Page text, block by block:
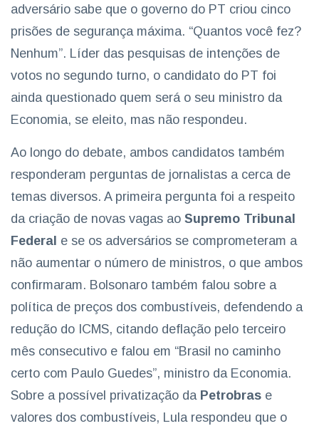
adversário sabe que o governo do PT criou cinco
prisões de segurança máxima. “Quantos você fez?
Nenhum”. Líder das pesquisas de intenções de
votos no segundo turno, o candidato do PT foi
ainda questionado quem será o seu ministro da
Economia, se eleito, mas não respondeu.
Ao longo do debate, ambos candidatos também
responderam perguntas de jornalistas a cerca de
temas diversos. A primeira pergunta foi a respeito
da criação de novas vagas ao Supremo Tribunal
Federal e se os adversários se comprometeram a
não aumentar o número de ministros, o que ambos
confirmaram. Bolsonaro também falou sobre a
política de preços dos combustíveis, defendendo a
redução do ICMS, citando deflação pelo terceiro
mês consecutivo e falou em “Brasil no caminho
certo com Paulo Guedes”, ministro da Economia.
Sobre a possível privatização da Petrobras e
valores dos combustíveis, Lula respondeu que o